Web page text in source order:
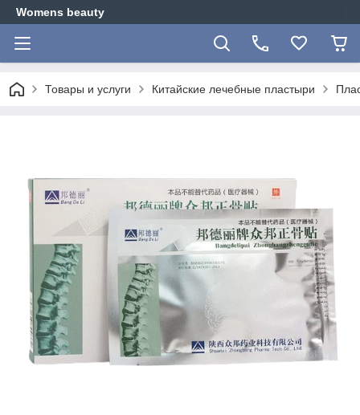
Womens beauty
Товары и услуги Китайские лечебные пластыри